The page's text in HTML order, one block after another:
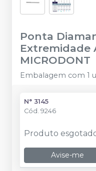
Ponta
Extremidade
MICRODONT
Embalagem com 1
N° 3145
Cód. 9246
Produto
Avise-me